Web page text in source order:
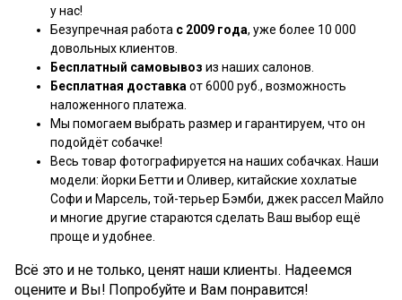
у нас!
Безупречная работа с 2009 года, уже более 10 000
довольных клиентов.
Бесплатный самовывоз из наших салонов.
Бесплатная доставка от 6000 руб., возможность
наложенного платежа.
Мы помогаем выбрать размер и гарантируем, что он
подойдёт собачке!
Весь товар фотографируется на наших собачках. Наши
модели: йорки Бетти и Оливер, китайские хохлатые
Софи и Марсель, той-терьер Бэмби, джек рассел Майло
и многие другие стараются сделать Ваш выбор ещё
проще и удобнее.
Всё это и не только, ценят наши клиенты. Надеемся
оцените и Вы! Попробуйте и Вам понравится!